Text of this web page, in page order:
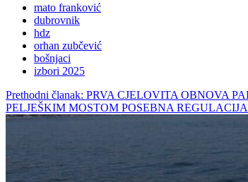
mato franković
dubrovnik
hdz
orhan zubčević
bošnjaci
izbori 2025
Prethodni članak: PRVA CJELOVITA OBNOVA
PELJEŠKIM MOSTOM POSEBNA